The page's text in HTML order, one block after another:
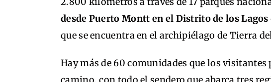
desde Puerto Montt en el Distrito de los Lagos
que se encuentra en el archipiélago de Tierra
Hay más de 60 comunidades que los